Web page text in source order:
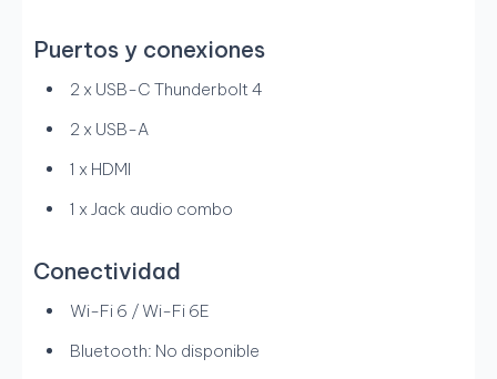
Puertos y conexiones
2 x USB-C Thunderbolt 4
2 x USB-A
1 x HDMI
1 x Jack audio combo
Conectividad
Wi-Fi 6 / Wi-Fi 6E
Bluetooth: No disponible